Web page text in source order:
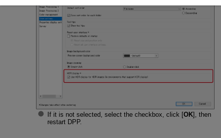
If it is not selected, select the checkbox, click [OK], then
restart DPP.